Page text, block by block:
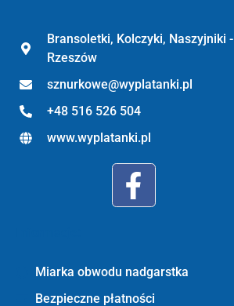
Bransoletki, Kolczyki, Naszyjniki -
Rzeszów
sznurkowe@wyplatanki.pl
+48 516 526 504
www.wyplatanki.pl
Miarka obwodu nadgarstka
Bezpieczne płatności